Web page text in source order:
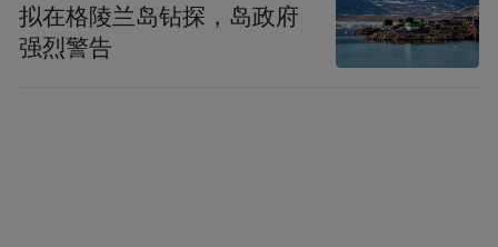
拟在格陵兰岛钻探，岛政府
强烈警告